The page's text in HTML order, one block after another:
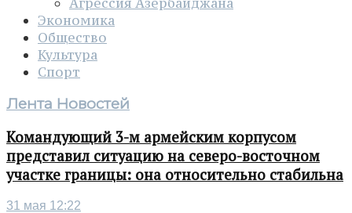
Экономика
Общество
Культура
Спорт
Лента Новостей
Командующий 3-м армейским корпусом
представил ситуацию на северо-восточном
участке границы: она относительно стабильна
31 мая 12:22